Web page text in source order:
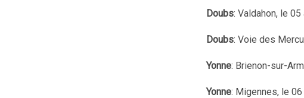
Doubs: Valdahon, le
Doubs: Voie des
Yonne: Brienon-sur-
Yonne: Migennes, le